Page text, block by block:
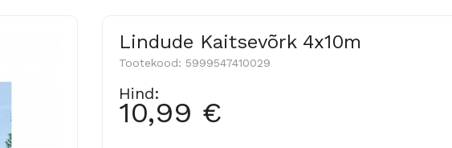
Lindude Kaitsevõrk 4x10m
Tootekood: 5999547410029
Hind:
10,99 €